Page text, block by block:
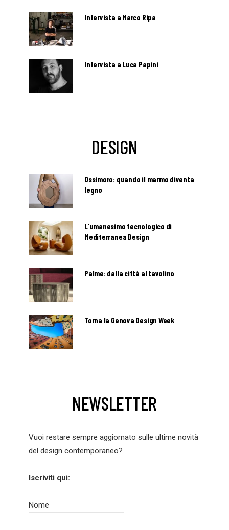
Intervista a Marco Ripa
Intervista a Luca Papini
DESIGN
Ossimoro: quando il marmo diventa
legno
L’umanesimo tecnologico di
Mediterranea Design
Palme: dalla città al tavolino
Torna la Genova Design Week
NEWSLETTER
Vuoi restare sempre aggiornato sulle ultime novità
del design contemporaneo?
Iscriviti qui:
Nome